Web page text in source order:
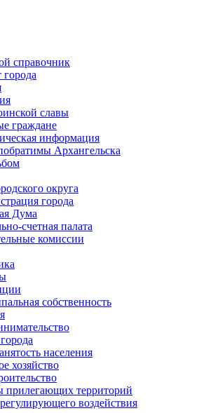
справочник
славы
граждане
информация
Архангельска
округа
города
Дума
счетная палата
комиссии
собственность
населения
хозяйство
прилегающих территорий
воздействия